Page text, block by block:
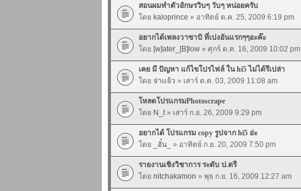
สอนผมทำตัวอักษรวิบๆ วับๆ หน่อยครับ
โดย kaloprince » อาทิตย์ ต.ค. 25, 2009 6:19 pm
อยากได้เพลงวาซาบิ ที่เปงอันแรกๆๆอะค๊ะ
โดย [w]ater_[B]low » ศุกร์ ต.ค. 16, 2009 10:02 pm
เคย มี ปัญหา แก้ไขโปรไฟล์ ใน hi5 ไม่ได้รึเปล่า
โดย จ่าเเจ้ว » เสาร์ ต.ค. 03, 2009 11:08 am
โหลดโปรแกรมPhotoscrape
โดย N_t» เสาร์ ก.ย. 26, 2009 9:29 pm
อยากได้ โปรแกรม copy รูปจาก hi5 อ่ะ
โดย
_อั๋น_ » อาทิตย์ ก.ย. 20, 2009 7:50 pm
รายงานเชิงวิชาการ ระดับ ป.ตรี
โดย nitchakamon » พุธ ก.ย. 16, 2009 12:27 am